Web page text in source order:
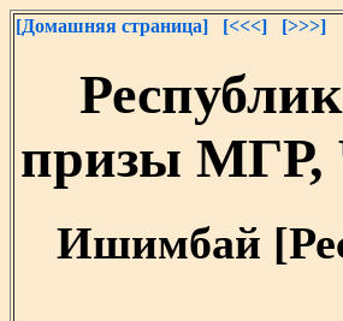
[Домашняя страница] [<<<] [>>>]
призы МГР,
Ишимбай